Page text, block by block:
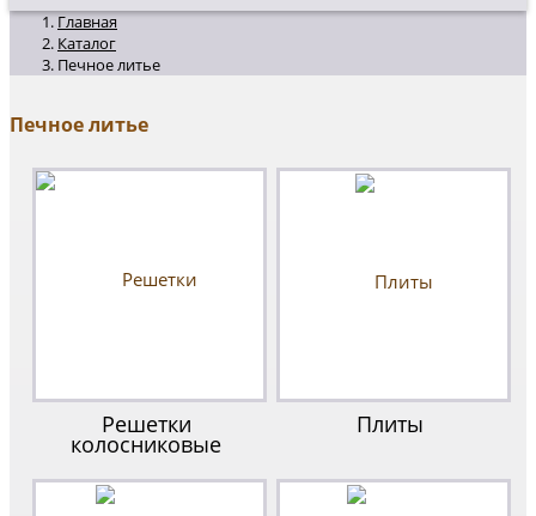
Главная
Каталог
Печное литье
Печное литье
Решетки
колосниковые
Плиты